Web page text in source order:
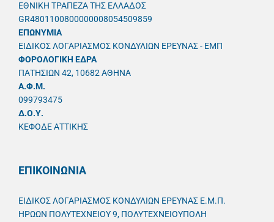
ΕΘΝΙΚΗ ΤΡΑΠΕΖΑ ΤΗΣ ΕΛΛΑΔΟΣ
GR4801100800000008054509859
ΕΠΩΝΥΜΙΑ
ΕΙΔΙΚΟΣ ΛΟΓΑΡΙΑΣΜΟΣ ΚΟΝΔΥΛΙΩΝ ΕΡΕΥΝΑΣ - ΕΜΠ
ΦΟΡΟΛΟΓΙΚΗ ΕΔΡΑ
ΠΑΤΗΣΙΩΝ 42, 10682 ΑΘΗΝΑ
A.Φ.Μ.
099793475
Δ.Ο.Υ.
ΚΕΦΟΔΕ ΑΤΤΙΚΗΣ
ΕΠΙΚΟΙΝΩΝΙΑ
ΕΙΔΙΚΟΣ ΛΟΓΑΡΙΑΣΜΟΣ ΚΟΝΔΥΛΙΩΝ ΕΡΕΥΝΑΣ Ε.Μ.Π.
ΗΡΩΩΝ ΠΟΛΥΤΕΧΝΕΙΟΥ 9, ΠΟΛΥΤΕΧΝΕΙΟΥΠΟΛΗ